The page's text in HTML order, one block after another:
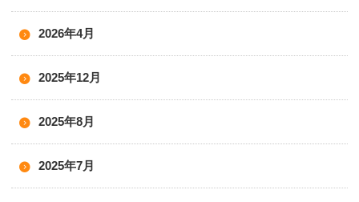
2026年4月
2025年12月
2025年8月
2025年7月